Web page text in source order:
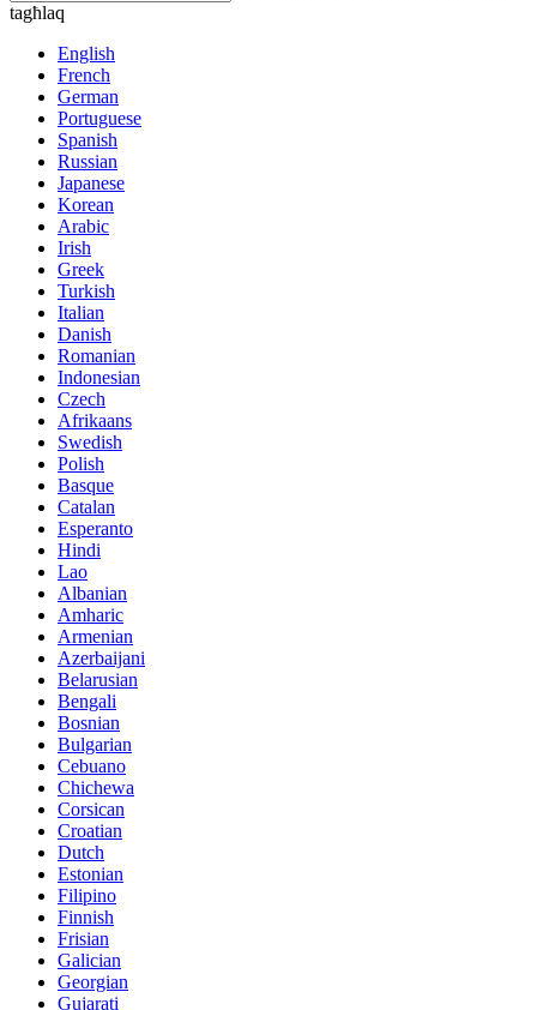
tagħlaq
English
French
German
Portuguese
Spanish
Russian
Japanese
Korean
Arabic
Irish
Greek
Turkish
Italian
Danish
Romanian
Indonesian
Czech
Afrikaans
Swedish
Polish
Basque
Catalan
Esperanto
Hindi
Lao
Albanian
Amharic
Armenian
Azerbaijani
Belarusian
Bengali
Bosnian
Bulgarian
Cebuano
Chichewa
Corsican
Croatian
Dutch
Estonian
Filipino
Finnish
Frisian
Galician
Georgian
Gujarati